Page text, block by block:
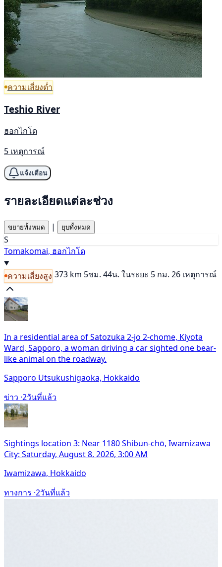
ความเสี่ยงต่ำ
Teshio River
ฮอกไกโด
5 เหตุการณ์
แจ้งเตือน
รายละเอียดแต่ละช่วง
ขยายทั้งหมด | ยุบทั้งหมด
S
Tomakomai, ฮอกไกโด
ความเสี่ยงสูง 373 km 5ชม. 44น. ในระยะ 5 กม. 26 เหตุการณ์
In a residential area of Satozuka 2-jo 2-chome, Kiyota
Ward, Sapporo, a woman driving a car sighted one bear-
like animal on the roadway.
Sapporo Utsukushigaoka, Hokkaido
ข่าว ·2วันที่แล้ว
Sightings location 3: Near 1180 Shibun-chō, Iwamizawa
City: Saturday, August 8, 2026, 3:00 AM
Iwamizawa, Hokkaido
ทางการ ·2วันที่แล้ว